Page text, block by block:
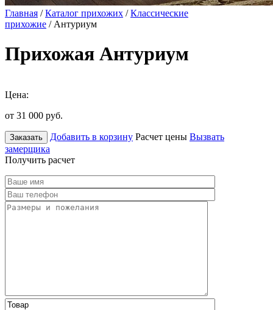
Главная /Каталог прихожих /Классические
прихожие / Антуриум
Прихожая Антуриум
Цена:
от 31 000 руб.
Заказать Добавить в корзину Расчет цены Вызвать
замерщика
Получить расчет